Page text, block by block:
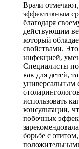
Врачи
эффективным
благодаря
действующим
который
свойствами. Это
инфекцией,
Специалисты
как для детей,
универсальным
использовать
консультации,
побочных
борьбе с